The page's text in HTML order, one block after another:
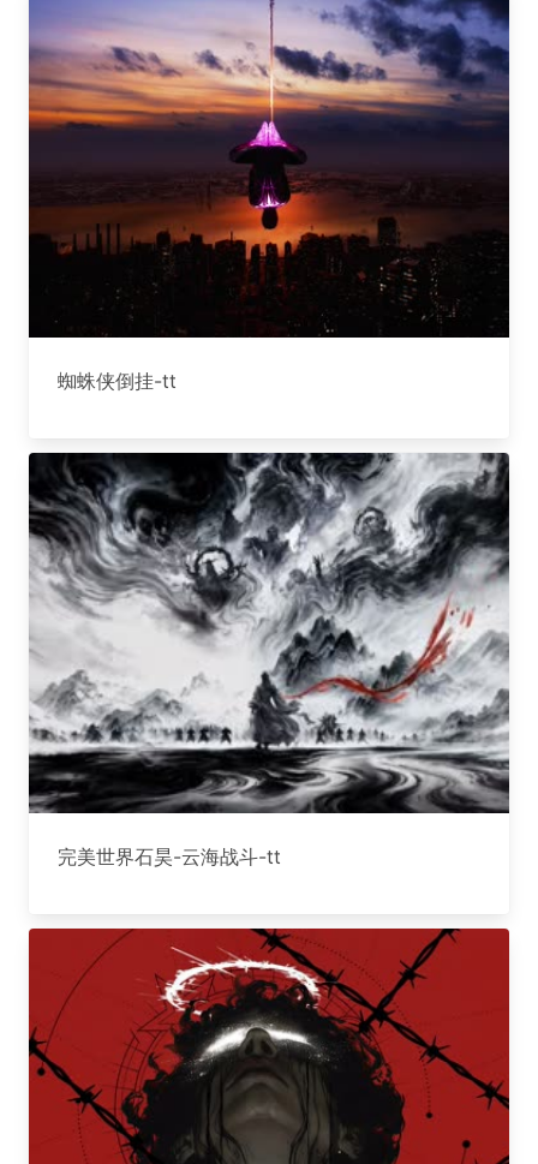
蜘蛛侠倒挂-tt
完美世界石昊-云海战斗-tt